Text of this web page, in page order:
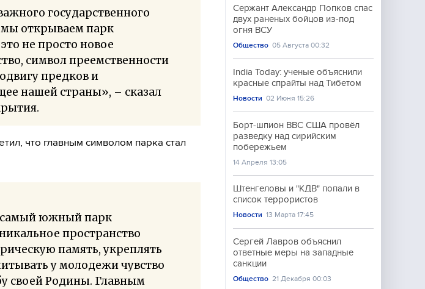
государственного
открываем парк
не просто новое
символ преемственности
предков и
нашей страны», – сказал
что главным символом парка стал
самый южный парк
пространство
память, укреплять
у молодежи чувство
своей Родины. Главным
Сержант Александр Попков спас
двух раненых бойцов из-под
огня ВСУ
Общество 05 Августа 00:32
India Today: ученые объяснили
красные спрайты над Тибетом
Новости 02 Июня 15:26
Борт-шпион ВВС США провёл
разведку над сирийским
побережьем
14 Апреля 13:05
Штенгеловы и "КДВ" попали в
список террористов
Новости 13 Марта 17:45
Сергей Лавров объяснил
ответные меры на западные
санкции
Общество 21 Декабря 00:03